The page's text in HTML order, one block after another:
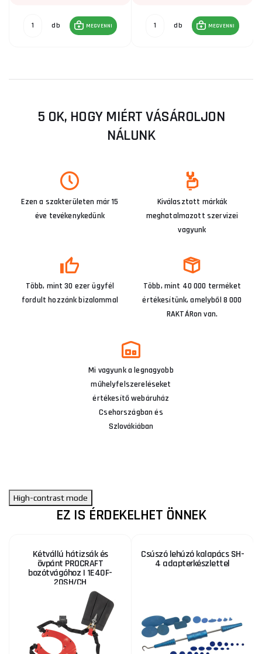
db MEGVENNI db MEGVENNI
5 OK, HOGY MIÉRT VÁSÁROLJON
NÁLUNK
Ezen a szakterületen már 15
éve tevékenykedünk
Kiválasztott márkák
meghatalmazott szervizei
vagyunk
Több, mint 30 ezer ügyfél
fordult hozzánk bizalommal
Több, mint 40 000 terméket
értékesítünk, amelyből 8 000
RAKTÁRon van.
Mi vagyunk a legnagyobb
műhelyfelszereléseket
értékesítő webáruház
Csehországban és
Szlovákiában
High-contrast mode
EZ IS ÉRDEKELHET ÖNNEK
Kétvállú hátizsák és
övpánt PROCRAFT
bozótvágóhoz | 1E40F-
20SH/CH
Csúszó lehúzó kalapács SH-
4 adapterkészlettel